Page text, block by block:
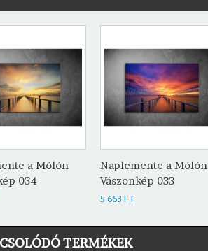
a Mólón
034
Naplemente a Mólón
Vászonkép 033
5 663 FT
TERMÉKEK